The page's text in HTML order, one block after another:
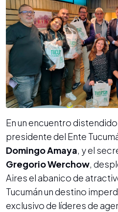
En un encuentro
presidente del Ente
Domingo Amaya, y el
Gregorio Werchow,
Aires el abanico de
Tucumán un destino
exclusivo de líderes de